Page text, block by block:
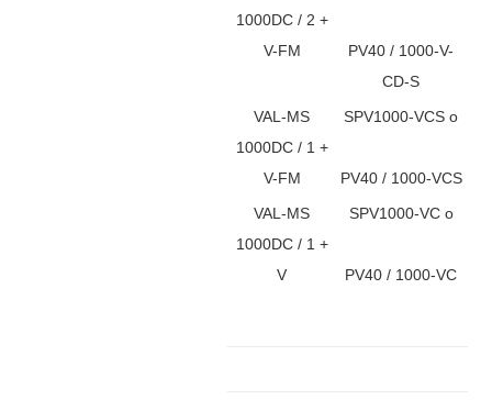
1000DC / 2 +
V-FM
PV40 / 1000-V-
CD-S
VAL-MS
1000DC / 1 +
V-FM
SPV1000-VCS o
PV40 / 1000-VCS
VAL-MS
1000DC / 1 +
V
SPV1000-VC o
PV40 / 1000-VC